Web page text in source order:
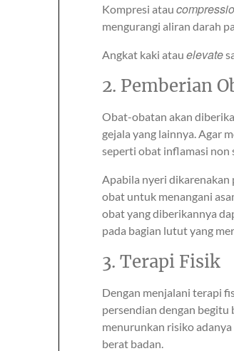
Kompresi atau
mengurangi aliran darah
Angkat kaki atau elevate
2. Pemberian
Obat-obatan akan
gejala yang lainnya. Agar
seperti obat inflamasi
Apabila nyeri dikarenakan
obat untuk menangani
obat yang diberikannya
pada bagian lutut yang
3. Terapi Fisik
Dengan menjalani terapi
persendian dengan begitu
menurunkan risiko
berat badan.